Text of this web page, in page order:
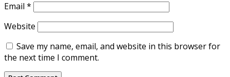
Email *
Website
Save my name, email, and website in this browser for
the next time I comment.